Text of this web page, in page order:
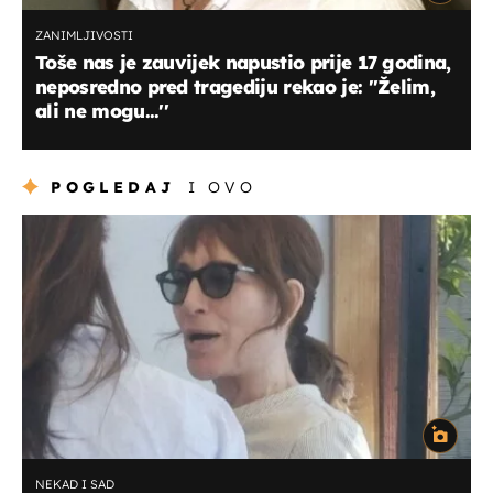
ZANIMLJIVOSTI
Toše nas je zauvijek napustio prije 17 godina,
neposredno pred tragediju rekao je: ''Želim,
ali ne mogu...''
POGLEDAJ I OVO
NEKAD I SAD